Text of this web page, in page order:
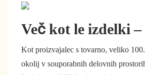
Več kot le izdelki
Kot proizvajalec s tovarno, veliko
okolij v souporabnih delovnih